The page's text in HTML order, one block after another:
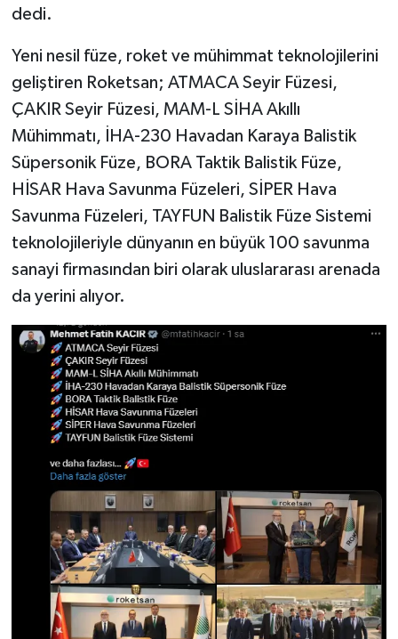
dedi.
Yeni nesil füze, roket ve mühimmat teknolojilerini
geliştiren Roketsan; ATMACA Seyir Füzesi,
ÇAKIR Seyir Füzesi, MAM-L SİHA Akıllı
Mühimmatı, İHA-230 Havadan Karaya Balistik
Süpersonik Füze, BORA Taktik Balistik Füze,
HİSAR Hava Savunma Füzeleri, SİPER Hava
Savunma Füzeleri, TAYFUN Balistik Füze Sistemi
teknolojileriyle dünyanın en büyük 100 savunma
sanayi firmasından biri olarak uluslararası arenada
da yerini alıyor.